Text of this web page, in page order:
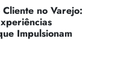
no Varejo:
Impulsionam